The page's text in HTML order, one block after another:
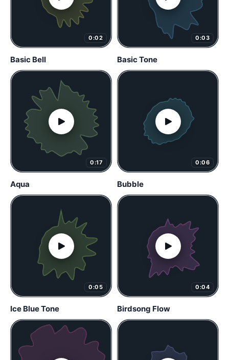
0:02
Basic Bell
0:03
Basic Tone
0:17
Aqua
0:06
Bubble
0:05
Ice Blue Tone
0:04
Birdsong Flow